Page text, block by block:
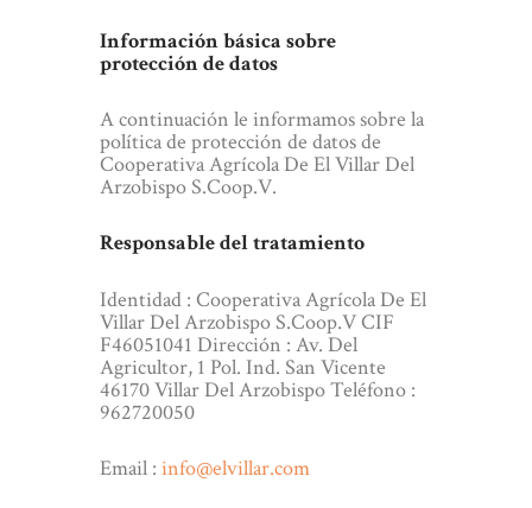
Información básica sobre
protección de datos
A continuación le informamos sobre la
política de protección de datos de
Cooperativa Agrícola De El Villar Del
Arzobispo S.Coop.V.
Responsable del tratamiento
Identidad : Cooperativa Agrícola De El
Villar Del Arzobispo S.Coop.V CIF
F46051041 Dirección : Av. Del
Agricultor, 1 Pol. Ind. San Vicente
46170 Villar Del Arzobispo Teléfono :
962720050
Email : info@elvillar.com